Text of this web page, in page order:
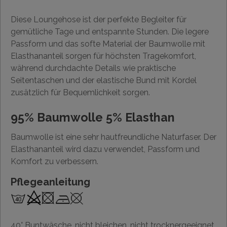
Diese Loungehose ist der perfekte Begleiter für
gemütliche Tage und entspannte Stunden. Die legere
Passform und das softe Material der Baumwolle mit
Elasthananteil sorgen für höchsten Tragekomfort,
während durchdachte Details wie praktische
Seitentaschen und der elastische Bund mit Kordel
zusätzlich für Bequemlichkeit sorgen.
95% Baumwolle 5% Elasthan
Baumwolle ist eine sehr hautfreundliche Naturfaser. Der
Elasthananteil wird dazu verwendet, Passform und
Komfort zu verbessern.
Pflegeanleitung
40° Buntwäsche, nicht bleichen, nicht trocknergeeignet,